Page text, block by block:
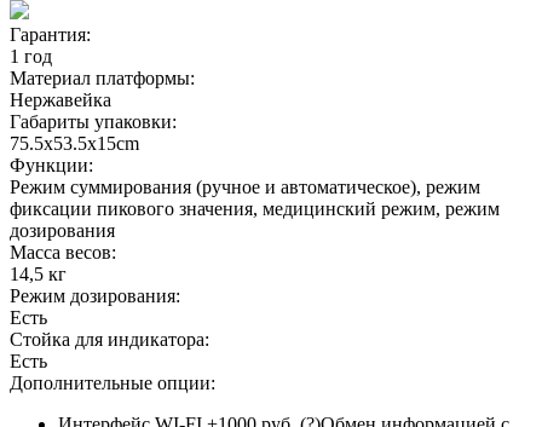
Гарантия:
1 год
Материал платформы:
Нержавейка
Габариты упаковки:
75.5х53.5х15cm
Функции:
Режим суммирования (ручное и автоматическое), режим
фиксации пикового значения, медицинский режим, режим
дозирования
Масса весов:
14,5 кг
Режим дозирования:
Есть
Стойка для индикатора:
Есть
Дополнительные опции: